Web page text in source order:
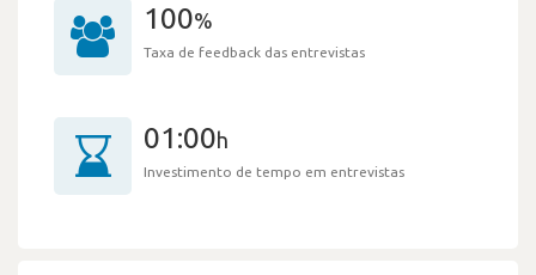
100%
Taxa de feedback das entrevistas
01:00h
Investimento de tempo em entrevistas